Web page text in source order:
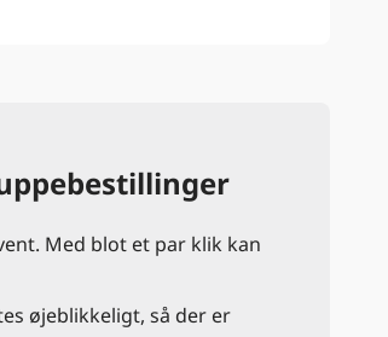
Med blot et par klik kan
øjeblikkeligt, så der er